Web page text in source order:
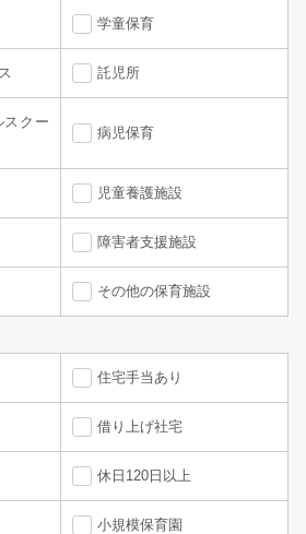
学童保育
託児所
スクー
病児保育
児童養護施設
障害者支援施設
その他の保育施設
住宅手当あり
借り上げ社宅
休日120日以上
小規模保育園